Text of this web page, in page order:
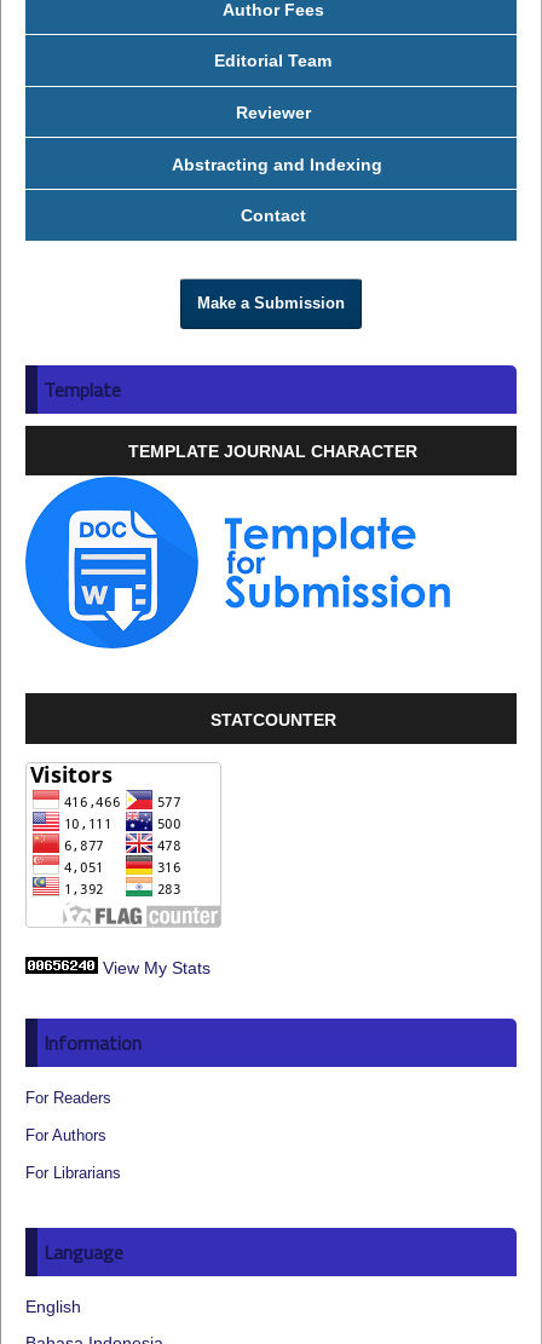
Author Fees
Editorial Team
Reviewer
Abstracting and Indexing
Contact
Make a Submission
Template
TEMPLATE JOURNAL CHARACTER
STATCOUNTER
View My Stats
Information
For Readers
For Authors
For Librarians
Language
English